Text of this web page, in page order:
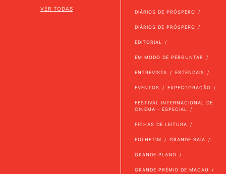
VER TODAS
DIÁRIOS DE PRÓSPERO
DIÁRIOS DE PRÓSPERO
EDITORIAL
EM MODO DE PERGUNTAR
ENTREVISTA ESTENDAIS
EVENTOS EXPECTORAÇÃO
FESTIVAL INTERNACIONAL DE
CINEMA - ESPECIAL
FICHAS DE LEITURA
FOLHETIM GRANDE BAÍA
GRANDE PLANO
GRANDE PRÉMIO DE MACAU